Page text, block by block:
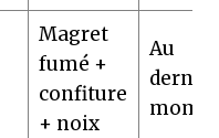
Magret
fumé +
confiture
+ noix
Au
dernier